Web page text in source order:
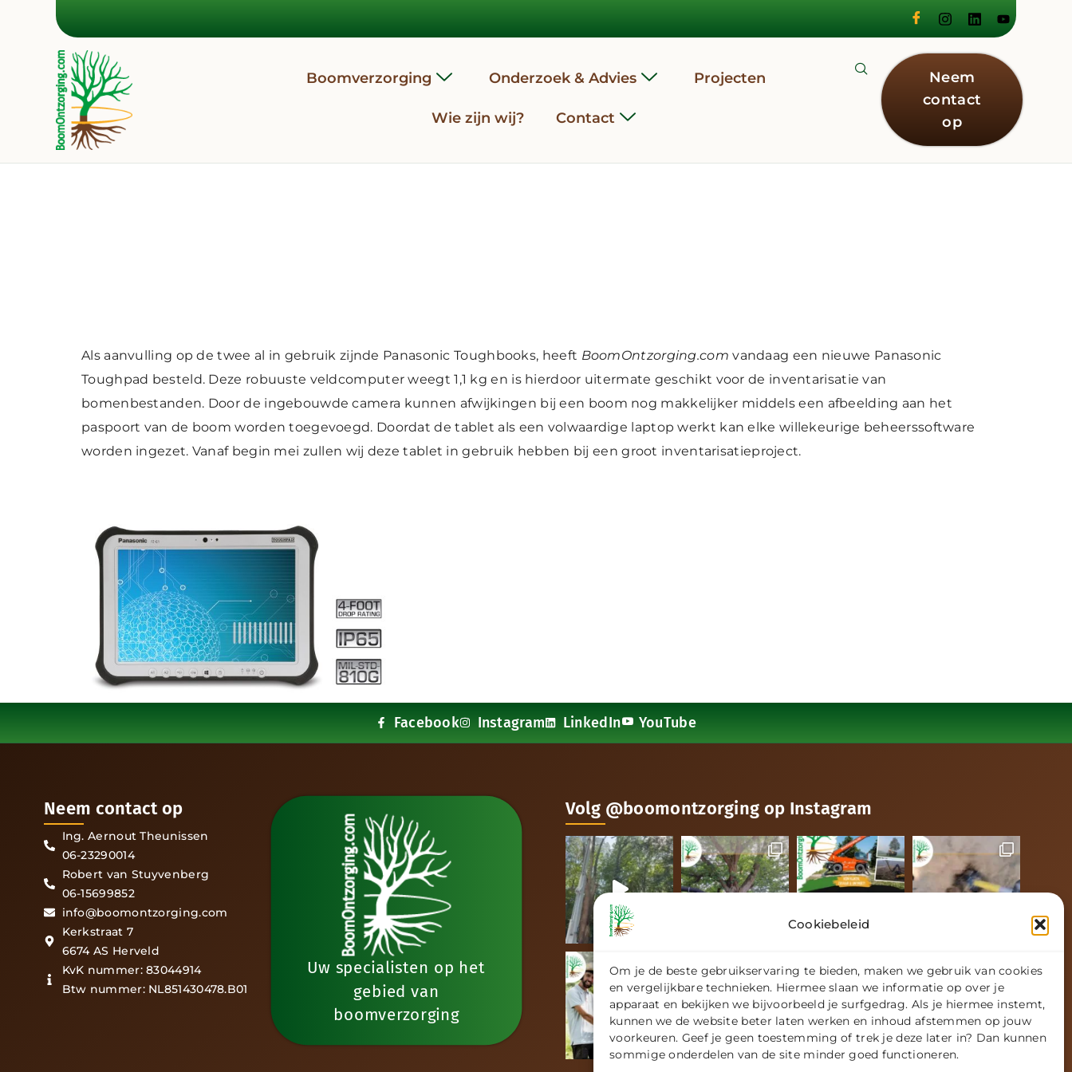
Cookiebeleid
Om je de beste gebruikservaring te bieden, maken we gebruik van cookies
en vergelijkbare technieken. Hiermee slaan we informatie op over je
apparaat en bekijken we bijvoorbeeld je surfgedrag. Als je hiermee instemt,
kunnen we de website beter laten werken en inhoud afstemmen op jouw
voorkeuren. Geef je geen toestemming of trek je deze later in? Dan kunnen
sommige onderdelen van de site minder goed functioneren.
Boomverzorging Onderzoek & Advies Projecten
Wie zijn wij? Contact
Neem
contact
op
Als aanvulling op de twee al in gebruik zijnde Panasonic Toughbooks, heeft BoomOntzorging.com vandaag een nieuwe Panasonic
Toughpad besteld. Deze robuuste veldcomputer weegt 1,1 kg en is hierdoor uitermate geschikt voor de inventarisatie van
bomenbestanden. Door de ingebouwde camera kunnen afwijkingen bij een boom nog makkelijker middels een afbeelding aan het
paspoort van de boom worden toegevoegd. Doordat de tablet als een volwaardige laptop werkt kan elke willekeurige beheerssoftware
worden ingezet. Vanaf begin mei zullen wij deze tablet in gebruik hebben bij een groot inventarisatieproject.
Facebook Instagram LinkedIn YouTube
Neem contact op
Ing. Aernout Theunissen
06-23290014
Robert van Stuyvenberg
06-15699852
info@boomontzorging.com
Kerkstraat 7
6674 AS Herveld
KvK nummer: 83044914
Btw nummer: NL851430478.B01
Uw specialisten op het
gebied van
boomverzorging
Volg @boomontzorging op Instagram